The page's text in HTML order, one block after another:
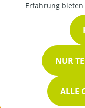
Erfahrung
NUR
ALLE